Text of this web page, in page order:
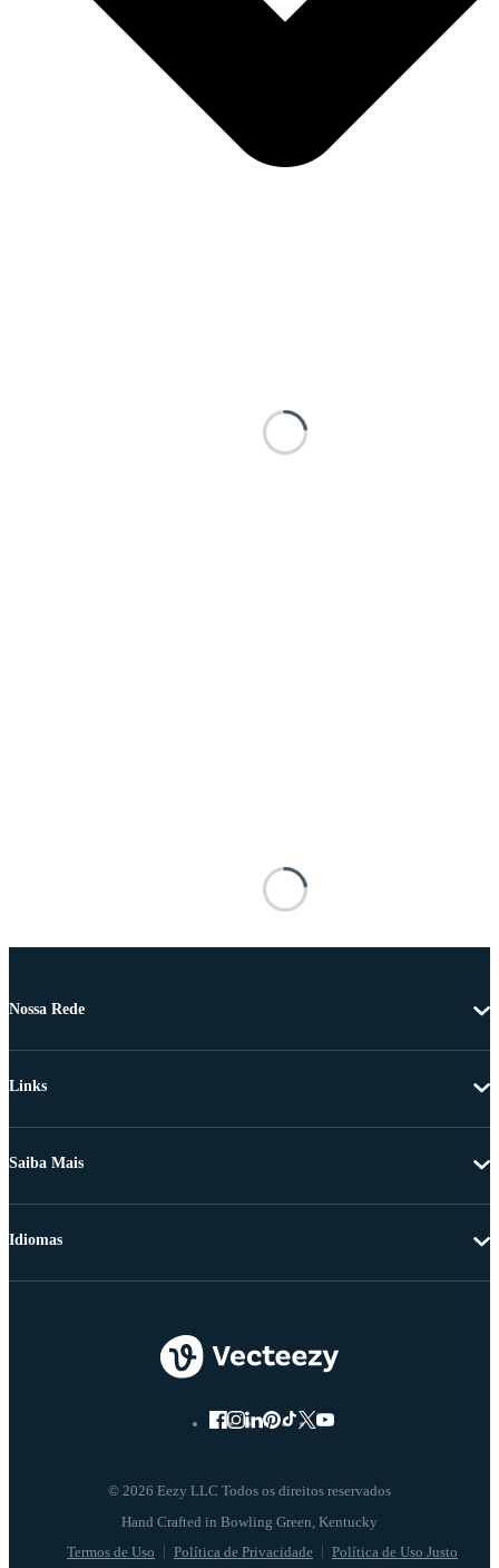
Nossa Rede
Links
Saiba Mais
© 2026 Eezy LLC Todos os direitos reservados
Termos de Uso Política de Privacidade Política de Uso Justo
Idiomas